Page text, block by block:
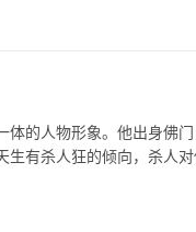
的人物形象。他出身佛
有杀人狂的倾向，杀人